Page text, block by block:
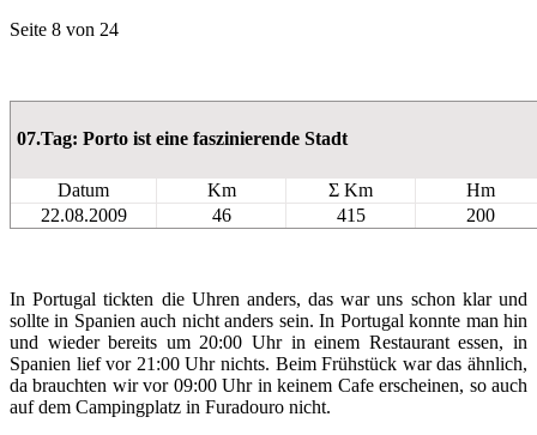
Seite 8 von 24
07.Tag: Porto ist eine faszinierende Stadt
Datum Km Σ Km
Hm
22.08.2009
46 415 200
In Portugal tickten die Uhren anders, das war uns schon klar und
sollte in Spanien auch nicht anders sein. In Portugal konnte man hin
und wieder bereits um 20:00 Uhr in einem Restaurant essen, in
Spanien lief vor 21:00 Uhr nichts. Beim Frühstück war das ähnlich,
da brauchten wir vor 09:00 Uhr in keinem Cafe erscheinen, so auch
auf dem Campingplatz in Furadouro nicht.